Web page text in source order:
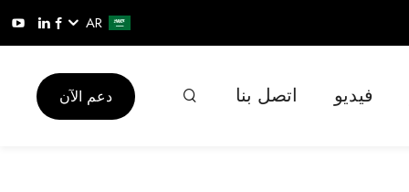
AR
فيديو اتصل بنا دعم الآن